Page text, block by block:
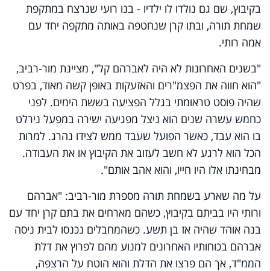
בקיבוץ, שם גם נולדו לו ילדיו - בנו רועי שנרצח במתקפת
שמחת תורה, ובתו קרן שנחטפה באותה מתקפה יחד עם
אמה רותי.
"בשנים האחרונות לא היה לאברהם קל", מציינת מור-רביב,
"הוא חווה את הפצמ"רים והאזעקות באופן קשה מאוד, בפרט
שהיה פוסט טראומתי בגלל הפציעה בששת הימים. לפני
כחמש עשרה שנים הוא ניצל מפגיעה ישירה במפעל נירלט
בו הוא עבד, כאשר הפועל שעבד ממש לצידו נהרג. למרות
הכל הוא לרגע לא חשב לעזוב את הקיבוץ או את העבודה.
מבחינתו אלו היו חייו, והוא אהב אותם".
על מה שארע בשמחת תורה מספרת מור-רביב: "אברהם
ורותי היו בביתם בקיבוץ, כשהם מארחים את בתם קרן יחד עם
בנה אוהד שהיה אז בן תשע. כשהמחבלים נכנסו לבית ניסה
אברהם בכוחותיו האחרונים למנוע מהם לפרוץ את דלת
הממ"ד, אך הם פרצו את הדלת והוא הוטח על הרצפה,